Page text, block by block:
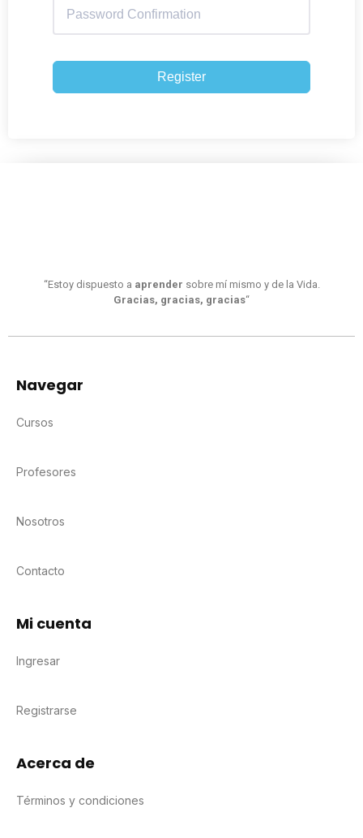
Register
“Estoy dispuesto a aprender sobre mí mismo y de la Vida.
Gracias, gracias, gracias“
Navegar
Cursos
Profesores
Nosotros
Contacto
Mi cuenta
Ingresar
Registrarse
Acerca de
Términos y condiciones